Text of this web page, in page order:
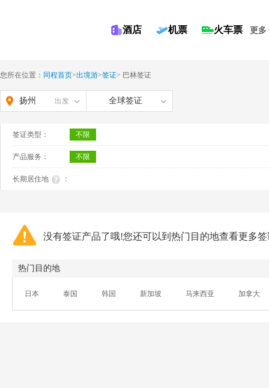
酒店 机票 火车票 更多
您所在位置： 同程首页>出境游>签证> 巴林签证
扬州 出发 全球签证
签证类型： 不限
产品服务： 不限
长期居住地 ：
没有签证产品了哦!您还可以到热门目的地查看更多
热门目的地
日本 泰国 韩国 新加坡 马来西亚 加拿大